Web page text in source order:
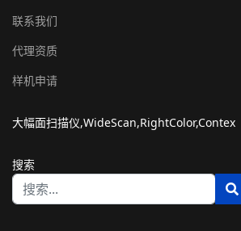
联系我们
代理资质
样机申请
大幅面扫描仪,WideScan,RightColor,Contex
搜索